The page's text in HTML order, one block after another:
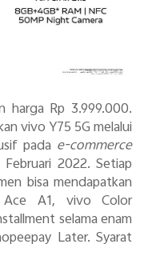
harga Rp 3.999.000.
vivo Y75 5G melalui
pada e-commerce
2022. Setiap
bisa mendapatkan
Ace A1, vivo Color
selama enam
Later. Syarat